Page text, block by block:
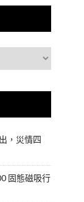
，災情四
固態磁吸行